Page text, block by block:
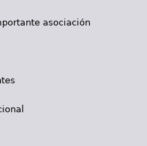
asociación